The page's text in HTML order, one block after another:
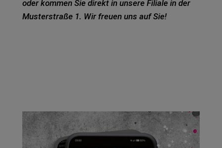
oder kom­men Sie direkt in unse­re Filia­le in der
Mus­ter­stra­ße 1. Wir freu­en uns auf Sie!